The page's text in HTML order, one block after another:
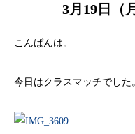
3月19日（
こんばんは。
今日はクラスマッチでした